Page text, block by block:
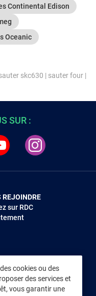
Continental Edison
Oceanic
skc630 | sauter four |
cookies ou des
des services et
vous garantir une
SUR :
REJOINDRE
sur RDC